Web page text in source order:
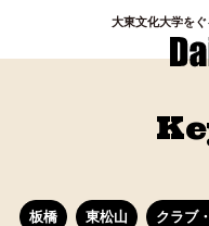
⼤東⽂化⼤学を
板橋 東松山 クラブ